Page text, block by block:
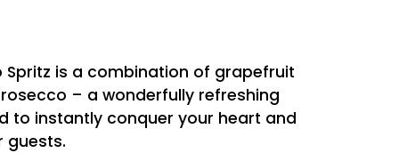
Spritz is a combination of grapefruit
– a wonderfully refreshing
to instantly conquer your heart and
guests.